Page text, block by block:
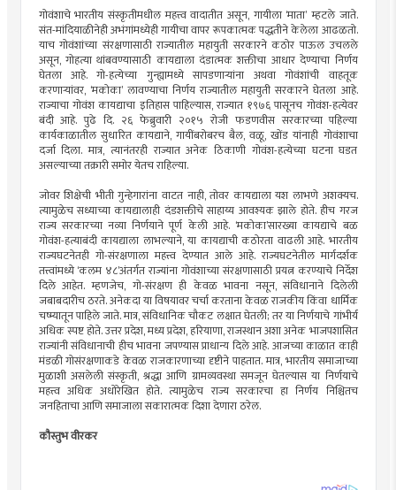
गोवंशाचे भारतीय संस्कृतीमधील महत्त्व वादातीत असून, गायीला ‘माता’ म्हटले जाते.
संत-मांदियाळीनेही अभंगांमध्येही गायीचा वापर रूपकात्मक पद्धतीने केलेला आढळतो.
याच गोवंशांच्या संरक्षणासाठी राज्यातील महायुती सरकारने कठोर पाऊल उचलले
असून, गोहत्या थांबवण्यासाठी कायद्याला दंडात्मक शक्तीचा आधार देण्याचा निर्णय
घेतला आहे. गो-हत्येच्या गुन्ह्यामध्ये सापडणार्‍यांना अथवा गोवंशांची वाहतूक
करणार्‍यांवर, ‘मकोका’ लावण्याचा निर्णय राज्यातील महायुती सरकारने घेतला आहे.
राज्याचा गोवंश कायद्याचा इतिहास पाहिल्यास, राज्यात १९७६ पासूनच गोवंश-हत्येवर
बंदी आहे. पुढे दि. २६ फेब्रुवारी २०१५ रोजी फडणवीस सरकारच्या पहिल्या
कार्यकाळातील सुधारित कायद्याने, गायींबरोबरच बैल, वळू, खोंड यांनाही गोवंशाचा
दर्जा दिला. मात्र, त्यानंतरही राज्यात अनेक ठिकाणी गोवंश-हत्येच्या घटना घडत
असल्याच्या तक्रारी समोर येतच राहिल्या.
जोवर शिक्षेची भीती गुन्हेगारांना वाटत नाही, तोवर कायद्याला यश लाभणे अशक्यच.
त्यामुळेच सध्याच्या कायद्यालाही दंडशक्तीचे साहाय्य आवश्यक झाले होते. हीच गरज
राज्य सरकारच्या नव्या निर्णयाने पूर्ण केली आहे. ‘मकोका’सारख्या कायद्याचे बळ
गोवंश-हत्याबंदी कायद्याला लाभल्याने, या कायद्याची कठोरता वाढली आहे. भारतीय
राज्यघटनेतही गो-संरक्षणाला महत्त्व देण्यात आले आहे. राज्यघटनेतील मार्गदर्शक
तत्त्वांमध्ये ‘कलम ४८’अंतर्गत राज्यांना गोवंशाच्या संरक्षणासाठी प्रयत्न करण्याचे निर्देश
दिले आहेत. म्हणजेच, गो-संरक्षण ही केवळ भावना नसून, संविधानाने दिलेली
जबाबदारीच ठरते. अनेकदा या विषयावर चर्चा करताना केवळ राजकीय किंवा धार्मिक
चष्म्यातून पाहिले जाते. मात्र, संविधानिक चौकट लक्षात घेतली; तर या निर्णयाचे गांभीर्य
अधिक स्पष्ट होते. उत्तर प्रदेश, मध्य प्रदेश, हरियाणा, राजस्थान अशा अनेक भाजपशासित
राज्यांनी संविधानाची हीच भावना जपण्यास प्राधान्य दिले आहे. आजच्या काळात काही
मंडळी गोसंरक्षणाकडे केवळ राजकारणाच्या दृष्टीने पाहतात. मात्र, भारतीय समाजाच्या
मुळाशी असलेली संस्कृती, श्रद्धा आणि ग्रामव्यवस्था समजून घेतल्यास या निर्णयाचे
महत्त्व अधिक अधोरेखित होते. त्यामुळेच राज्य सरकारचा हा निर्णय निश्चितच
जनहिताचा आणि समाजाला सकारात्मक दिशा देणारा ठरेल.
कौस्तुभ वीरकर